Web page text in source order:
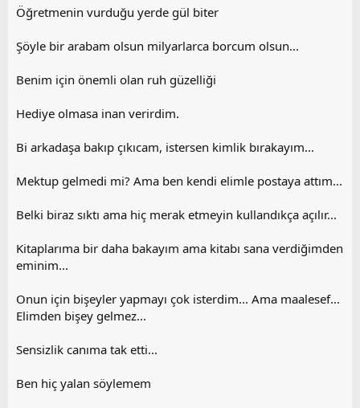
Öğretmenin vurduğu yerde gül biter
Şöyle bir arabam olsun milyarlarca borcum olsun...
Benim için önemli olan ruh güzelliği
Hediye olmasa inan verirdim.
Bi arkadaşa bakıp çıkıcam, istersen kimlik bırakayım...
Mektup gelmedi mi? Ama ben kendi elimle postaya attım...
Belki biraz sıktı ama hiç merak etmeyin kullandıkça açılır...
Kitaplarıma bir daha bakayım ama kitabı sana verdiğimden
eminim...
Onun için bişeyler yapmayı çok isterdim... Ama maalesef...
Elimden bişey gelmez...
Sensizlik canıma tak etti...
Ben hiç yalan söylemem